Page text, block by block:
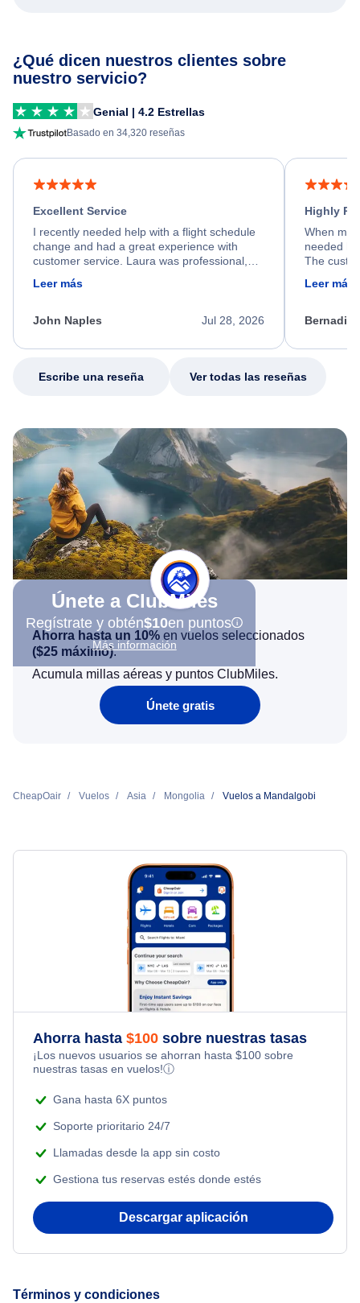
¿Qué dicen nuestros clientes sobre
nuestro servicio?
Genial | 4.2 Estrellas
Basado en 34,320 reseñas
Excellent Service
I recently needed help with a flight schedule
change and had a great experience with
customer service. Laura was professional,
friendly, and very helpful throughout the
process. She quickly found a solution and
appreciate her excellent service.
Leer más
Jul 28, 2026
John Naples
Highly
When my
needed
The
calm,
my issue.
Leer más
Escribe una reseña Ver todas las reseñas
Únete a ClubMiles
Regístrate y obtén$10en puntos
Más información
Ahorra hasta un 10% en vuelos seleccionados
($25 máximo).
Acumula millas aéreas y puntos ClubMiles.
Únete gratis
CheapOair Vuelos Asia Mongolia Vuelos a Mandalgobi
Ahorra hasta $100 sobre nuestras tasas
¡Los nuevos usuarios se ahorran hasta $100 sobre
nuestras tasas en vuelos!ⓘ
Gana hasta 6X puntos
Soporte prioritario 24/7
Llamadas desde la app sin costo
Gestiona tus reservas estés donde estés
Descargar aplicación
Términos y condiciones